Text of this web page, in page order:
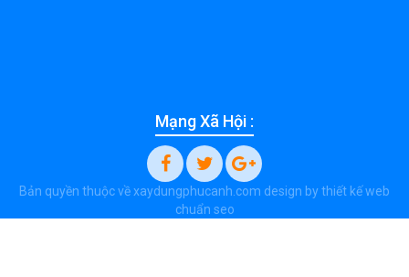
Mạng Xã Hội :
Bản quyền thuộc về xaydungphucanh.com design bythiết kế web
chuẩn seo